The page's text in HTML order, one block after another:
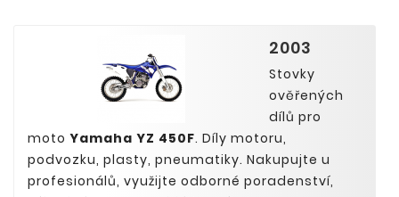
2003
Stovky
ověřených
dílů pro
moto Yamaha YZ 450F. Díly motoru,
podvozku, plasty, pneumatiky. Nakupujte u
profesionálů, využijte odborné poradenství,